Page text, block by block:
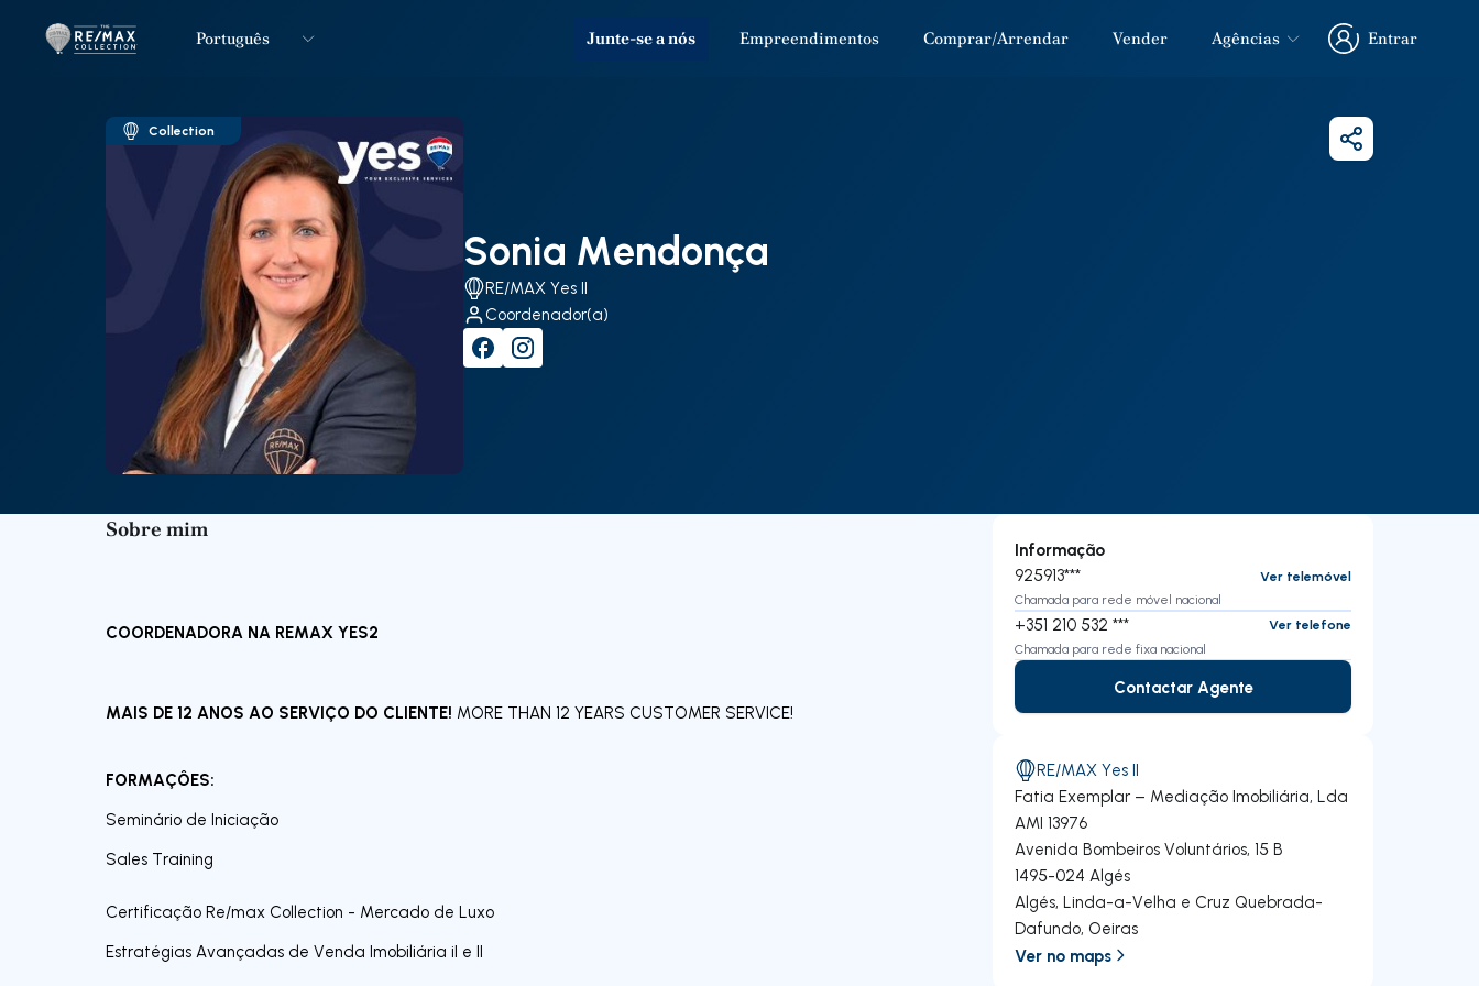
LogoIr para página inicial
Português Junte-se a nós Empreendimentos Comprar/Arrendar Vender Agências
Entrar
Entrar
Collection
Sonia Mendonça
RE/MAX Yes II
Coordenador(a)
Partilhar
Sobre mim
COORDENADORA NA REMAX YES2
MAIS DE 12 ANOS AO SERVIÇO DO CLIENTE! MORE THAN 12 YEARS CUSTOMER SERVICE!
FORMAÇÔES:
Seminário de Iniciação
Sales Training
Certificação Re/max Collection - Mercado de Luxo
Estratégias Avançadas de Venda Imobiliária iI e II
Informação
925913***
Ver telemóvel
Chamada para rede móvel nacional
+351 210 532 ***
Ver telefone
Chamada para rede fixa nacional
Contactar Agente
Contactar Agente
RE/MAX Yes II
Fatia Exemplar – Mediação Imobiliária, Lda
AMI 13976
Avenida Bombeiros Voluntários, 15 B
1495-024 Algés
Algés, Linda-a-Velha e Cruz Quebrada-
Dafundo, Oeiras
Ver no maps